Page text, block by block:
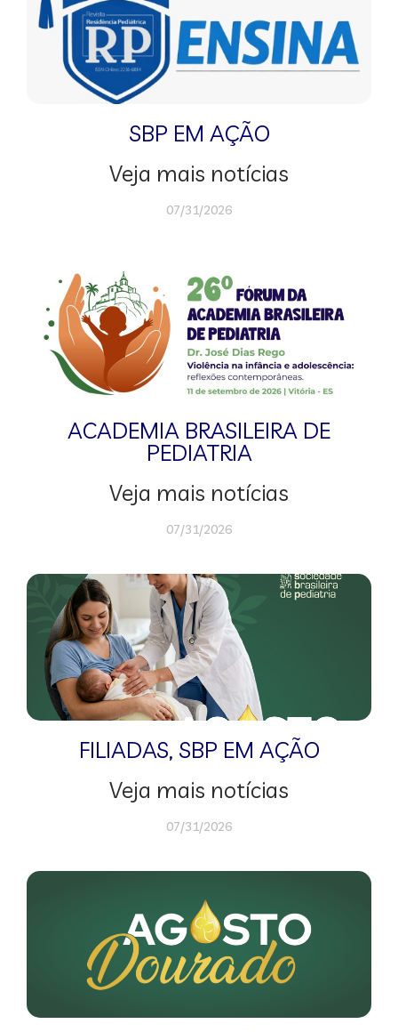
SBP EM AÇÃO
Veja mais notícias
07/31/2026
ACADEMIA BRASILEIRA DE
PEDIATRIA
Veja mais notícias
07/31/2026
FILIADAS, SBP EM AÇÃO
Veja mais notícias
07/31/2026